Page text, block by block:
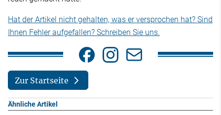
Hat der Artikel nicht gehalten, was er versprochen hat? Sind
Ihnen Fehler aufgefallen? Schreiben Sie uns.
Zur Startseite
Ähnliche Artikel